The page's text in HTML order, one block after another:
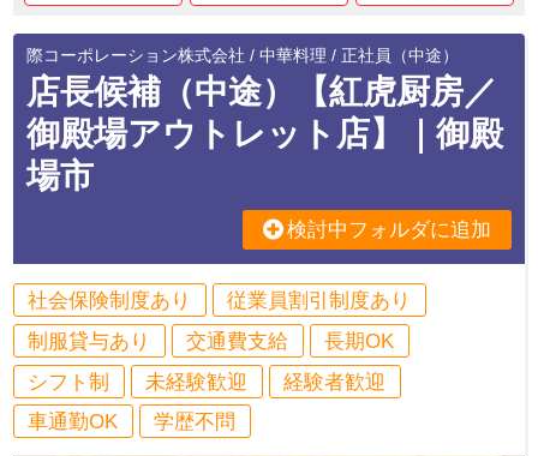
際コーポレーション株式会社 / 中華料理 / 正社員（中途）
店長候補（中途）【紅虎厨房／
御殿場アウトレット店】｜御殿
場市
検討中フォルダに追加
社会保険制度あり
従業員割引制度あり
制服貸与あり
交通費支給
長期OK
シフト制
未経験歓迎
経験者歓迎
車通勤OK
学歴不問